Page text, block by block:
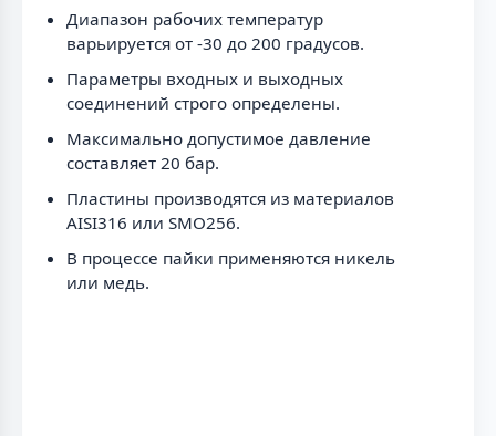
Диапазон рабочих температур
варьируется от -30 до 200 градусов.
Параметры входных и выходных
соединений строго определены.
Максимально допустимое давление
составляет 20 бар.
Пластины производятся из материалов
AISI316 или SMO256.
В процессе пайки применяются никель
или медь.